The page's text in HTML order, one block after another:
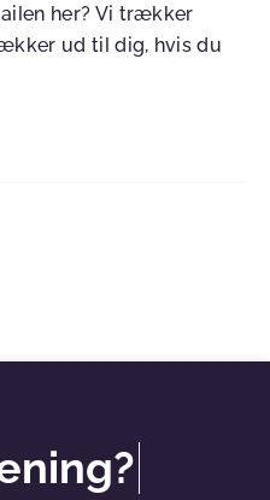
her? Vi trækker
ud til dig, hvis du